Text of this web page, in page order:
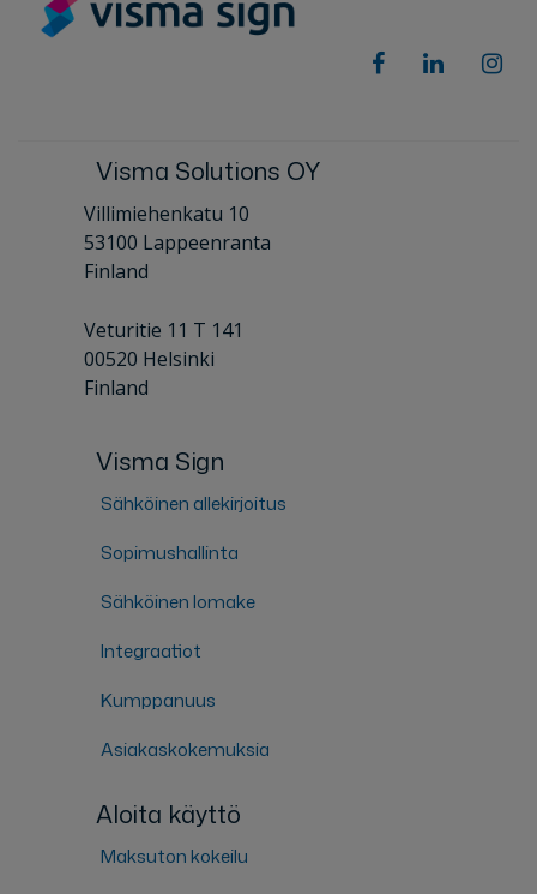
Visma Solutions OY
Villimiehenkatu 10
53100 Lappeenranta
Finland
Veturitie 11 T 141
00520 Helsinki
Finland
Visma Sign
Sähköinen allekirjoitus
Sopimushallinta
Sähköinen lomake
Integraatiot
Kumppanuus
Asiakaskokemuksia
Aloita käyttö
Maksuton kokeilu